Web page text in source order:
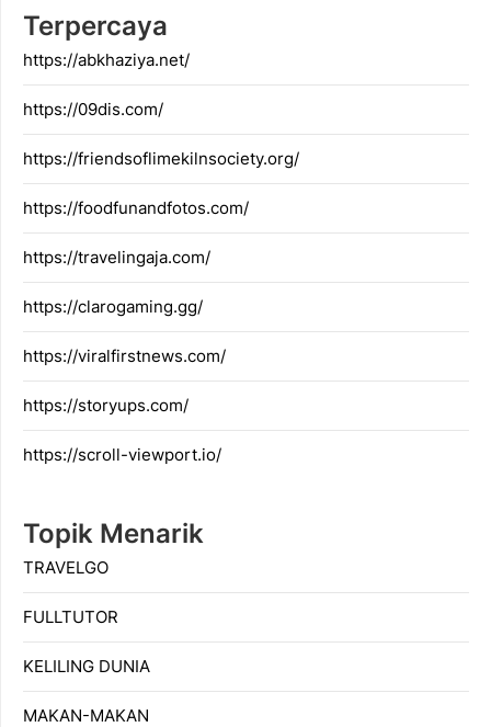
Terpercaya
https://abkhaziya.net/
https://09dis.com/
https://friendsoflimekilnsociety.org/
https://foodfunandfotos.com/
https://travelingaja.com/
https://clarogaming.gg/
https://viralfirstnews.com/
https://storyups.com/
https://scroll-viewport.io/
Topik Menarik
TRAVELGO
FULLTUTOR
KELILING DUNIA
MAKAN-MAKAN